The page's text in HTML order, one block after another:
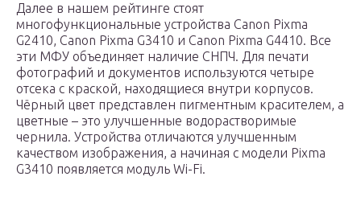
Далее в нашем рейтинге стоят
многофункциональные устройства Canon Pixma
G2410, Canon Pixma G3410 и Canon Pixma G4410. Все
эти МФУ объединяет наличие СНПЧ. Для печати
фотографий и документов используются четыре
отсека с краской, находящиеся внутри корпусов.
Чёрный цвет представлен пигментным красителем, а
цветные – это улучшенные водорастворимые
чернила. Устройства отличаются улучшенным
качеством изображения, а начиная с модели Pixma
G3410 появляется модуль Wi-Fi.